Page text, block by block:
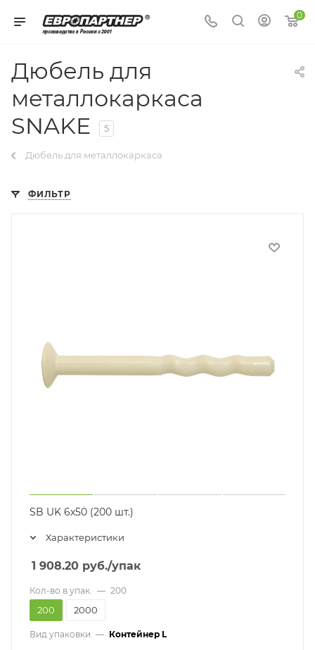
0
Дюбель для
металлокаркаса
SNAKE
5
Дюбель для металлокаркаса
ФИЛЬТР
SB UK 6x50 (200 шт.)
Характеристики
1 908.20 руб./упак
Кол-во в упак. — 200
200 2000
Вид упаковки — Контейнер L